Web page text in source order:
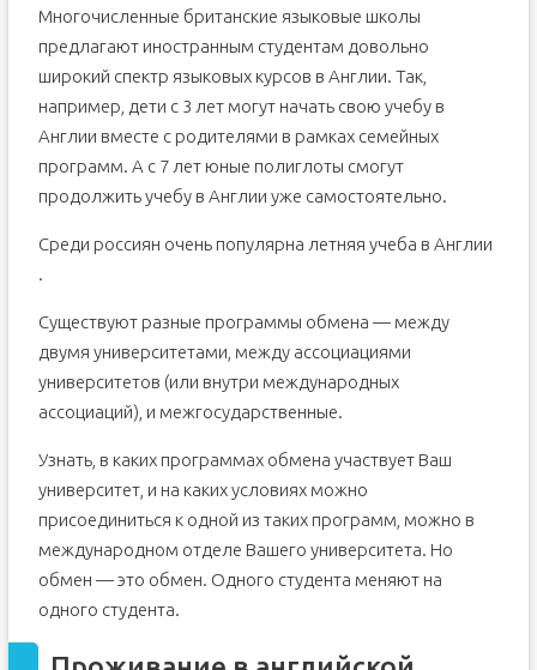
Многочисленные британские языковые школы
предлагают иностранным студентам довольно
широкий спектр языковых курсов в Англии. Так,
например, дети с 3 лет могут начать свою учебу в
Англии вместе с родителями в рамках семейных
программ. А с 7 лет юные полиглоты смогут
продолжить учебу в Англии уже самостоятельно.
Среди россиян очень популярна летняя учеба в Англии
.
Существуют разные программы обмена — между
двумя университетами, между ассоциациями
университетов (или внутри международных
ассоциаций), и межгосударственные.
Узнать, в каких программах обмена участвует Ваш
университет, и на каких условиях можно
присоединиться к одной из таких программ, можно в
международном отделе Вашего университета. Но
обмен — это обмен. Одного студента меняют на
одного студента.